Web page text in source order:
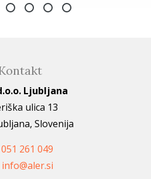
Ljubljana
ulica 13
Slovenija
051 261 049
info@aler.si